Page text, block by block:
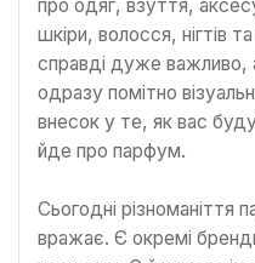
про одяг, взуття,
шкіри, волосся, нігтів
справді дуже важливо,
одразу помітно
внесок у те, як вас
йде про парфум.
Сьогодні різноманіття
вражає. Є окремі